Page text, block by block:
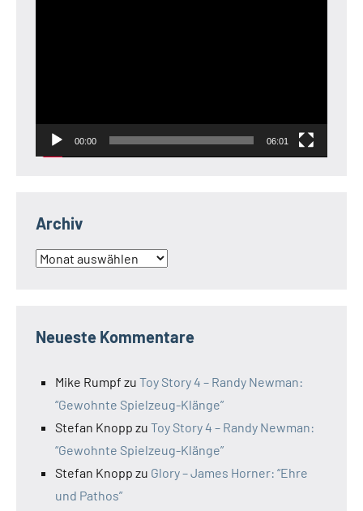
00:00 06:01
Archiv
Archiv
Neueste Kommentare
Mike Rumpf zu Toy Story 4 – Randy Newman:
“Gewohnte Spielzeug-Klänge”
Stefan Knopp zu Toy Story 4 – Randy Newman:
“Gewohnte Spielzeug-Klänge”
Stefan Knopp zu Glory – James Horner: “Ehre
und Pathos”